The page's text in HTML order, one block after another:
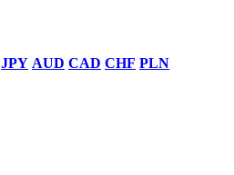
JPY AUD CAD CHF PLN